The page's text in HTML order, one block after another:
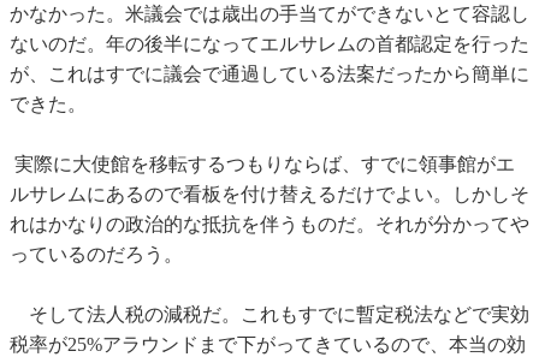
かなかった。米議会では歳出の手当てができないとて容認し
ないのだ。年の後半になってエルサレムの首都認定を行った
が、これはすでに議会で通過している法案だったから簡単に
できた。
実際に大使館を移転するつもりならば、すでに領事館がエ
ルサレムにあるので看板を付け替えるだけでよい。しかしそ
れはかなりの政治的な抵抗を伴うものだ。それが分かってや
っているのだろう。
そして法人税の減税だ。これもすでに暫定税法などで実効
税率が25%アラウンドまで下がってきているので、本当の効